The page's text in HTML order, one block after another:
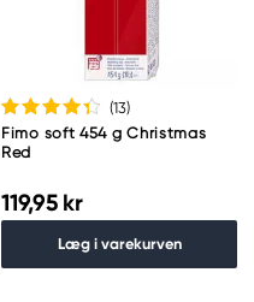
(13)
Fimo soft 454 g Christmas
Red
119,95 kr
Læg i varekurven